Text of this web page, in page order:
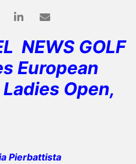
NEWS GOLF
European
Open,
Pierbattista